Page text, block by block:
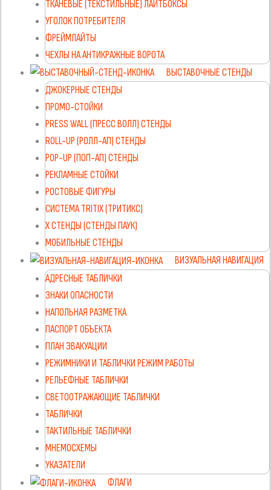
ТКАНЕВЫЕ (ТЕКСТИЛЬНЫЕ) ЛАЙТБОКСЫ
УГОЛОК ПОТРЕБИТЕЛЯ
ФРЕЙМЛАЙТЫ
ЧЕХЛЫ НА АНТИКРАЖНЫЕ ВОРОТА
ВЫСТАВОЧНЫЕ СТЕНДЫ
ДЖОКЕРНЫЕ СТЕНДЫ
ПРОМО-СТОЙКИ
PRESS WALL (ПРЕСС ВОЛЛ) СТЕНДЫ
ROLL-UP (РОЛЛ-АП) СТЕНДЫ
POP-UP (ПОП-АП) СТЕНДЫ
РЕКЛАМНЫЕ СТОЙКИ
РОСТОВЫЕ ФИГУРЫ
СИСТЕМА TRITIX (ТРИТИКС)
X СТЕНДЫ (СТЕНДЫ ПАУК)
МОБИЛЬНЫЕ СТЕНДЫ
ВИЗУАЛЬНАЯ НАВИГАЦИЯ
АДРЕСНЫЕ ТАБЛИЧКИ
ЗНАКИ ОПАСНОСТИ
НАПОЛЬНАЯ РАЗМЕТКА
ПАСПОРТ ОБЪЕКТА
ПЛАН ЭВАКУАЦИИ
РЕЖИМНИКИ И ТАБЛИЧКИ РЕЖИМ РАБОТЫ
РЕЛЬЕФНЫЕ ТАБЛИЧКИ
СВЕТООТРАЖАЮЩИЕ ТАБЛИЧКИ
ТАБЛИЧКИ
ТАКТИЛЬНЫЕ ТАБЛИЧКИ
МНЕМОСХЕМЫ
УКАЗАТЕЛИ
ФЛАГИ